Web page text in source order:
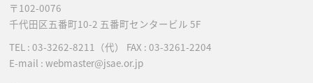
〒102-0076
千代田区五番町10-2 五番町センタービル 5F
TEL : 03-3262-8211 （代） FAX : 03-3261-2204
E-mail : webmaster@jsae.or.jp